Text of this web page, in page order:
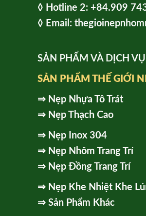
◊ Hot line 2: +84.909
◊ Email:
SẢN PHẨM VÀ DỊCH VỤ
SẢN PHẨM THẾ GIỚI
⇒ Nẹp Nhựa Tô Trát
⇒ Nẹp Thạch Cao
⇒ Nẹp Inox 304
⇒ Nẹp Nhôm Trang Trí
⇒ Nẹp Đồng Trang Trí
⇒ Nẹp Khe Nhiệt Khe
⇒ Sản Phẩm Khác